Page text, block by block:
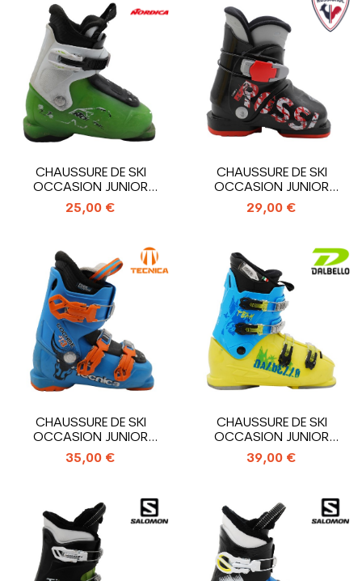
CHAUSSURE DE SKI
OCCASION JUNIOR
NORDICA TEAM T1_1...
25,00 €
CHAUSSURE DE SKI
OCCASION JUNIOR
ROSSIGNOL COMP...
29,00 €
CHAUSSURE DE SKI
OCCASION JUNIOR
TECNICA COCHISE...
35,00 €
CHAUSSURE DE SKI
OCCASION JUNIOR
DALBELLO TEAM_4...
39,00 €